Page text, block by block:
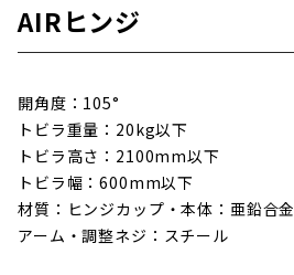
AIRヒンジ
開角度：105°
トビラ重量：20kg以下
トビラ高さ：2100mm以下
トビラ幅：600mm以下
材質：ヒンジカップ・本体：亜鉛合金
アーム・調整ネジ：スチール